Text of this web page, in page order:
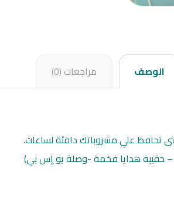
الوصف مراجعات (0)
علي مشروباتك دافئة لساعات.
حقيبة هدايا فخمة -وصلة يو إس بي)